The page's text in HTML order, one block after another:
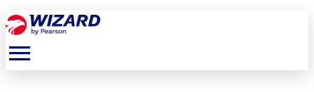
menu